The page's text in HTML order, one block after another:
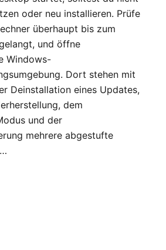
oder neu installieren. Prüfe
überhaupt bis zum
und öffne
Windows-
Dort stehen mit
Deinstallation eines Updates,
dem
und der
mehrere abgestufte